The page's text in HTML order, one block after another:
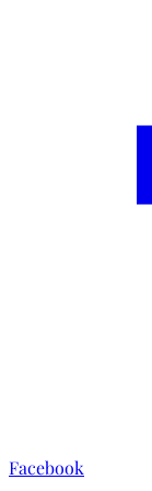
Facebook